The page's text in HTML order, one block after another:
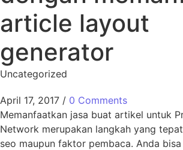
article layout
generator
Uncategorized
April 17, 2017 / 0 Comments
Memanfaatkan jasa buat artikel untuk
Network merupakan langkah yang
seo maupun faktor pembaca. Anda